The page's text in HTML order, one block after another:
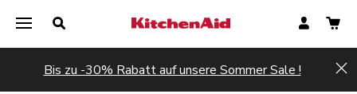
Bis zu -30% Rabatt auf unsere Sommer Sale !